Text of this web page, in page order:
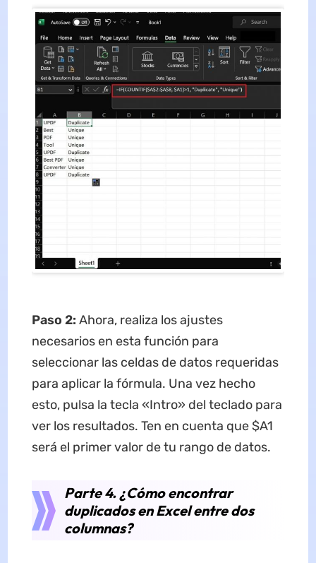
Paso 2: Ahora, realiza los ajustes
necesarios en esta función para
seleccionar las celdas de datos requeridas
para aplicar la fórmula. Una vez hecho
esto, pulsa la tecla «Intro» del teclado para
ver los resultados. Ten en cuenta que $A1
será el primer valor de tu rango de datos.
Parte 4. ¿Cómo encontrar
duplicados en Excel entre dos
columnas?